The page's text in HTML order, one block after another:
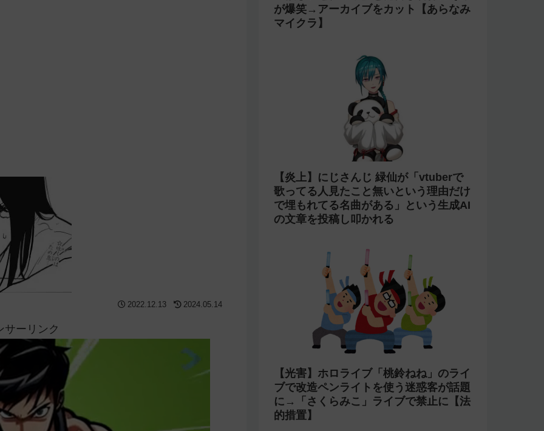
2022.12.13 2024.05.14
サーリンク
今週の人気記事
【コンプラ】にじさんじ 鏑木ろこが
が爆笑→アーカイブをカット【あらなみ
マイクラ】